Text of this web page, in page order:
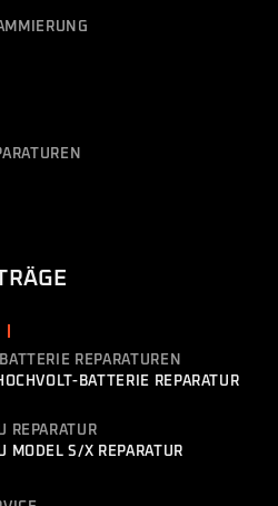
REPARATUREN
BATTERIE REPARATUR
REPARATUR
MODEL S/X REPARATUR